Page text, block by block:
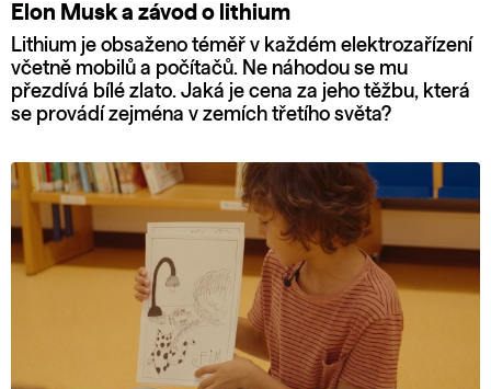
Elon Musk a závod o lithium
Lithium je obsaženo téměř v každém elektrozařízení
včetně mobilů a počítačů. Ne náhodou se mu
přezdívá bílé zlato. Jaká je cena za jeho těžbu, která
se provádí zejména v zemích třetího světa?